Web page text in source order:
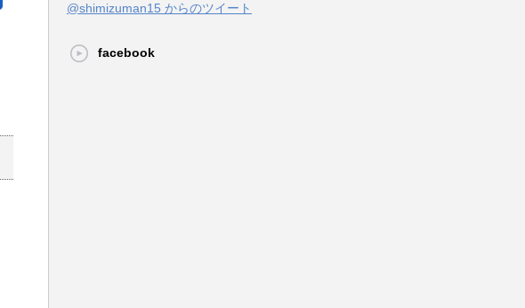
@shimizuman15 からのツイート
facebook